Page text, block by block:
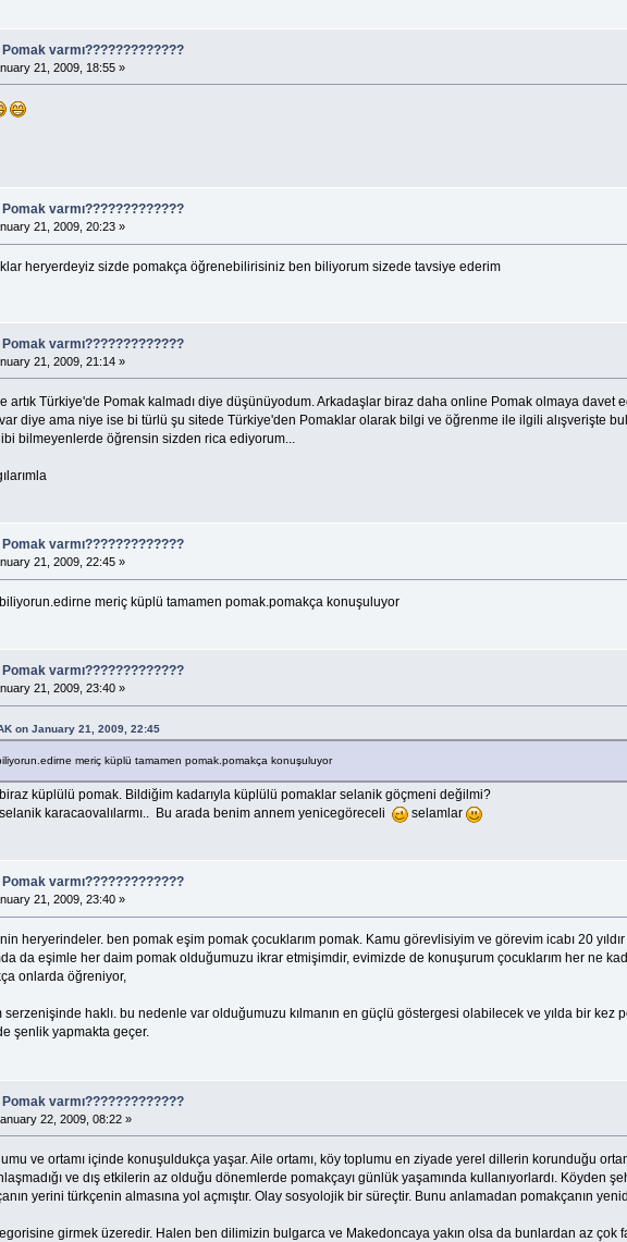
varmı?????????????
21, 2009, 18:55 »
varmı?????????????
21, 2009, 20:23 »
heryerdeyiz sizde pomakça öğrenebilirisiniz ben biliyorum sizede tavsiye ederim
varmı?????????????
21, 2009, 21:14 »
artık Türkiye'de Pomak kalmadı diye düşünüyodum. Arkadaşlar biraz daha online Pomak olmaya
diye ama niye ise bi türlü şu sitede Türkiye'den Pomaklar olarak bilgi ve öğrenme ile ilgili alışverişte
bilmeyenlerde öğrensin sizden rica ediyorum...
varmı?????????????
21, 2009, 22:45 »
meriç küplü tamamen pomak.pomakça konuşuluyor
varmı?????????????
21, 2009, 23:40 »
on January 21, 2009, 22:45
meriç küplü tamamen pomak.pomakça konuşuluyor
küplülü pomak. Bildiğim kadarıyla küplülü pomaklar selanik göçmeni değilmi?
karacaovalılarmı.. Bu arada benim annem yenicegöreceli
selamlar
varmı?????????????
21, 2009, 23:40 »
heryerindeler. ben pomak eşim pomak çocuklarım pomak. Kamu görevlisiyim ve görevim icabı 20
da eşimle her daim pomak olduğumuzu ikrar etmişimdir, evimizde de konuşurum çocuklarım her ne
onlarda öğreniyor,
haklı. bu nedenle var olduğumuzu kılmanın en güçlü göstergesi olabilecek ve yılda bir
şenlik yapmakta geçer.
varmı?????????????
22, 2009, 08:22 »
ve ortamı içinde konuşuldukça yaşar. Aile ortamı, köy toplumu en ziyade yerel dillerin korunduğu
ve dış etkilerin az olduğu dönemlerde pomakçayı günlük yaşamında kullanıyorlardı. Köyden
yerini türkçenin almasına yol açmıştır. Olay sosyolojik bir süreçtir. Bunu anlamadan pomakçanın
girmek üzeredir. Halen ben dilimizin bulgarca ve Makedoncaya yakın olsa da bunlardan az çok